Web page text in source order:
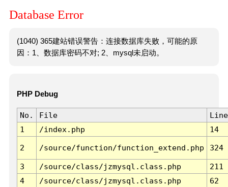
Database Error
(1040) 365建站错误警告：连接数据库失败，可能的原
因：1、数据库密码不对; 2、mysql未启动。
PHP Debug
No. File
Line
1
/index.php 14
2 /source/function/function_extend.php 324
3 /source/class/jzmysql.class.php
211
4
/source/class/jzmysql.class.php
62